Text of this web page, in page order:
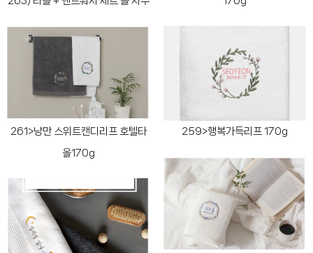
261>낭만 스위트캔디리프 호텔타
올170g
259>행복가득리프 170g